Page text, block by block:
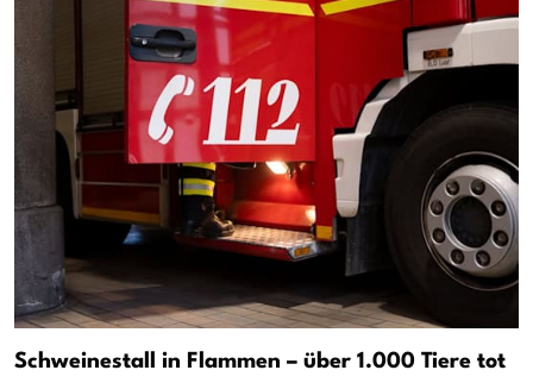
Schweinestall in Flammen – über 1.000 Tiere tot